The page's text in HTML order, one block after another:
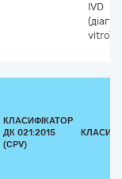
IVD
vitro),
КЛАСИФІКАТОР
ДК 021:2015
(CPV)